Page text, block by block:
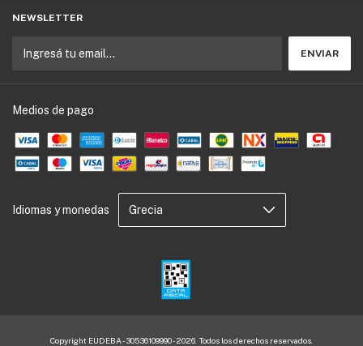
NEWSLETTER
Medios de pago
Idiomas y monedas
Copyright EUDEBA - 30536109990 - 2026. Todos los derechos reservados.